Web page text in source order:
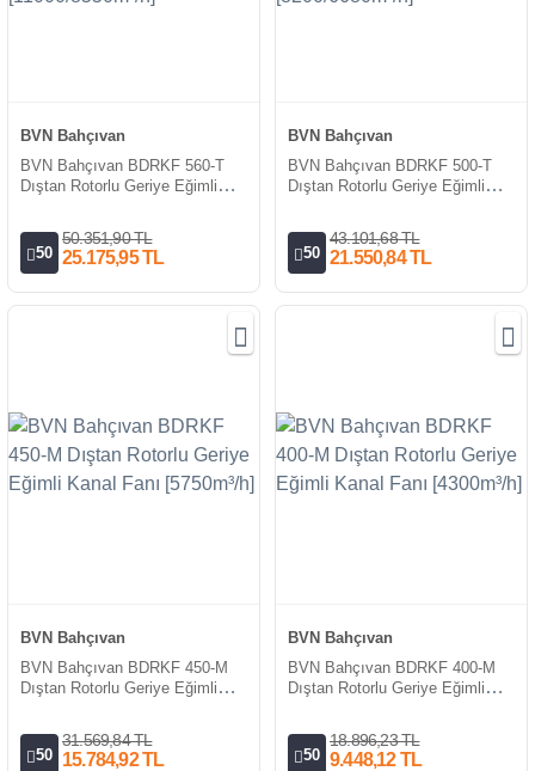
BVN Bahçıvan
BVN Bahçıvan BDRKF 560-T
Dıştan Rotorlu Geriye Eğimli
50
50.351,90 TL
25.175,95 TL
BVN Bahçıvan
BVN Bahçıvan BDRKF 500-T
Dıştan Rotorlu Geriye Eğimli
50
43.101,68 TL
21.550,84 TL
BVN Bahçıvan
BVN Bahçıvan BDRKF 450-M
Dıştan Rotorlu Geriye Eğimli
50
31.569,84 TL
15.784,92 TL
BVN Bahçıvan
BVN Bahçıvan BDRKF 400-M
Dıştan Rotorlu Geriye Eğimli
50
18.896,23 TL
9.448,12 TL